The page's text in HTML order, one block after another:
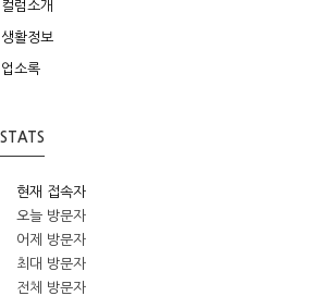
컬럼소개
생활정보
업소록
STATS
현재 접속자
오늘 방문자
어제 방문자
최대 방문자
전체 방문자